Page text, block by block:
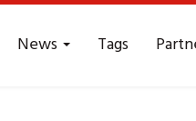
News Tags